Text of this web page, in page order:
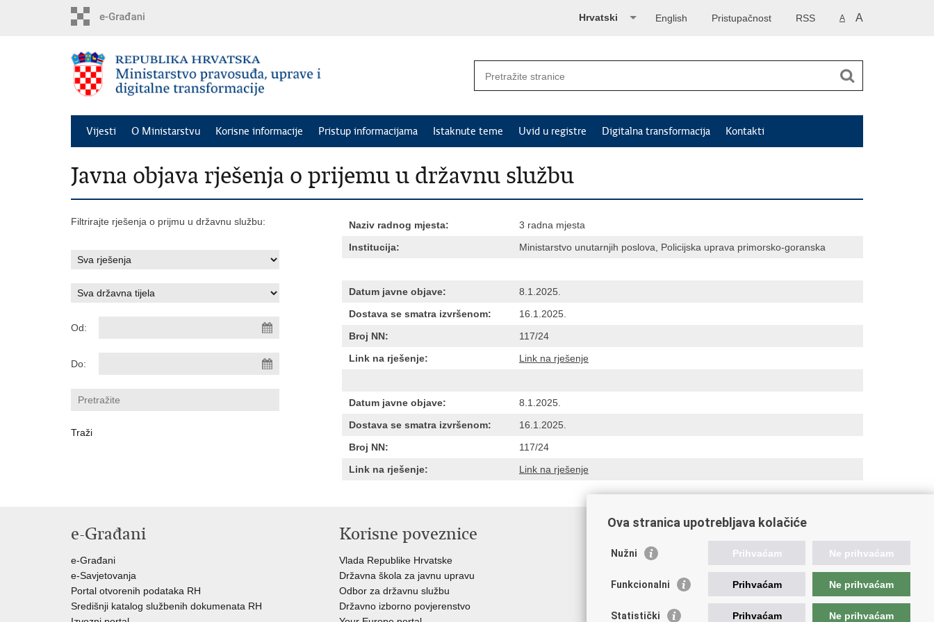
A A
RSS
Pristupačnost
English
Hrvatski
Vijesti O Ministarstvu Korisne informacije Pristup informacijama Istaknute teme Uvid u registre Digitalna transformacija Kontakti
Javna objava rješenja o prijemu u državnu službu
Filtrirajte rješenja o prijmu u državnu službu:
Od:
Do:
Naziv radnog mjesta:
3 radna mjesta
Institucija:
Ministarstvo unutarnjih poslova, Policijska uprava primorsko-goranska
Datum javne objave:
8.1.2025.
Dostava se smatra izvršenom:
16.1.2025.
Broj NN:
117/24
Link na rješenje:
Link na rješenje
Datum javne objave:
8.1.2025.
Dostava se smatra izvršenom:
16.1.2025.
Broj NN:
117/24
Link na rješenje:
Link na rješenje
e-Građani
e-Građani
e-Savjetovanja
Portal otvorenih podataka RH
Središnji katalog službenih dokumenata RH
Korisne poveznice
Vlada Republike Hrvatske
Državna škola za javnu upravu
Odbor za državnu službu
Državno izborno povjerenstvo
Poveznice pravosudnog sustava
Portal sudova
Državno odvjetništvo
Ured za suzbijanje korupcije i organiziranog kriminaliteta
Ova stranica upotrebljava kolačiće
Nužni Prihvaćam Ne prihvaćam
Funkcionalni Prihvaćam Ne prihvaćam
Statistički Prihvaćam Ne prihvaćam